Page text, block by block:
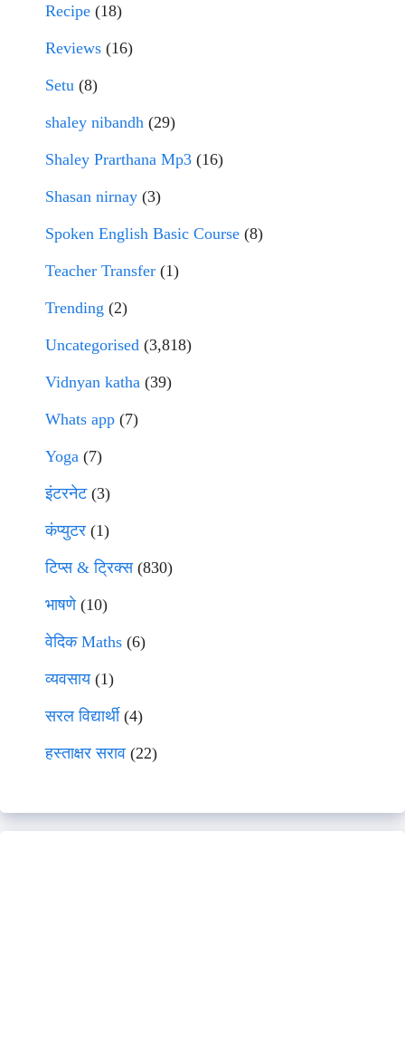
Recipe (18)
Reviews (16)
Setu (8)
shaley nibandh (29)
Shaley Prarthana Mp3 (16)
Shasan nirnay (3)
Spoken English Basic Course (8)
Teacher Transfer (1)
Trending (2)
Uncategorised (3,818)
Vidnyan katha (39)
Whats app (7)
Yoga (7)
इंटरनेट(3)
कंप्युटर (1)
टिप्स & ट्रिक्स(830)
भाषणे(10)
वेदिक Maths (6)
व्यवसाय(1)
सरल विद्यार्थी(4)
हस्ताक्षर सराव (22)